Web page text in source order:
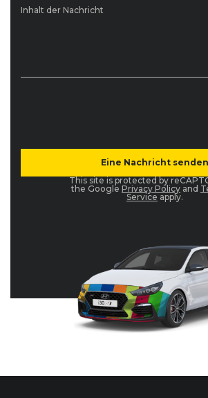
Inhalt der Nachricht
This site is protected by
the Google Privacy Policy and
Service apply.